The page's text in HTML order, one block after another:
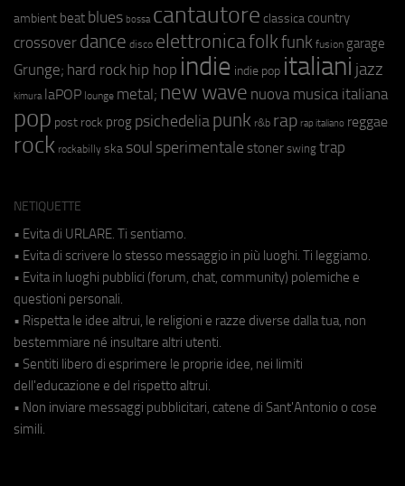
ambient beat blues bossa cantautore classica country
crossover dance disco elettronicafolkfunk fusion garage
Grunge; hard rock hip hop indie indie pop italiani jazz
kimura laPOP lounge metal; new wave nuova musica italiana
pop post rock prog psichedeliapunk r&b rap rap italiano reggae
rock rockabilly ska soul sperimentale stoner swing trap
NETIQUETTE
• Evita di URLARE. Ti sentiamo.
• Evita di scrivere lo stesso messaggio in più luoghi. Ti leggiamo.
• Evita in luoghi pubblici (forum, chat, community) polemiche e
questioni personali.
• Rispetta le idee altrui, le religioni e razze diverse dalla tua, non
bestemmiare né insultare altri utenti.
• Sentiti libero di esprimere le proprie idee, nei limiti
dell'educazione e del rispetto altrui.
• Non inviare messaggi pubblicitari, catene di Sant'Antonio o cose
simili.